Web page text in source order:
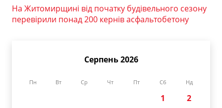
На Житомирщині від початку будівельного сезону
перевірили понад 200 кернів асфальтобетону
Серпень 2026
Пн Вт Ср Чт Пт Сб Нд
1
2